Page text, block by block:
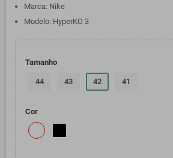
Marca: Nike
Modelo: HyperKO 3
Tamanho
44 43 42 41
Cor